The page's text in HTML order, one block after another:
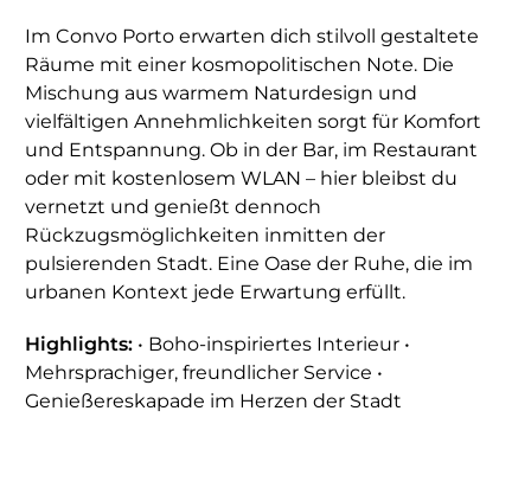
Im Convo Porto erwarten dich stilvoll gestaltete
Räume mit einer kosmopolitischen Note. Die
Mischung aus warmem Naturdesign und
vielfältigen Annehmlichkeiten sorgt für Komfort
und Entspannung. Ob in der Bar, im Restaurant
oder mit kostenlosem WLAN – hier bleibst du
vernetzt und genießt dennoch
Rückzugsmöglichkeiten inmitten der
pulsierenden Stadt. Eine Oase der Ruhe, die im
urbanen Kontext jede Erwartung erfüllt.
Highlights: • Boho-inspiriertes Interieur •
Mehrsprachiger, freundlicher Service •
Genießereskapade im Herzen der Stadt